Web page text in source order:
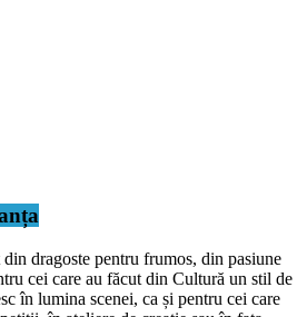
dragoste pentru frumos, din pasiune
cei care au făcut din Cultură un stil de
în lumina scenei, ca și pentru cei care